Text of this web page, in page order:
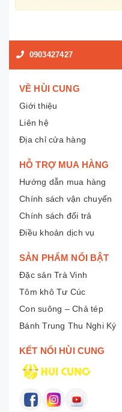
0903427427
VỀ HÙI CUNG
Giới thiệu
Liên hệ
Địa chỉ cửa hàng
HỖ TRỢ MUA HÀNG
Hướng dẫn mua hàng
Chính sách vận chuyển
Chính sách đổi trả
Điều khoản dịch vụ
SẢN PHẨM NỔI BẬT
Đặc sản Trà Vinh
Tôm khô Tư Cúc
Con suông – Chả tép
Bánh Trung Thu Nghi Ký
KẾT NỐI HÙI CUNG